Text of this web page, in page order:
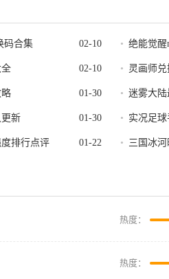
码合集 02-10 • 绝能觉醒
02-10 • 灵画师
01-30 • 迷雾大陆
新 01-30 • 实况足
排行点评 01-22 • 三国冰
热度：
热度：